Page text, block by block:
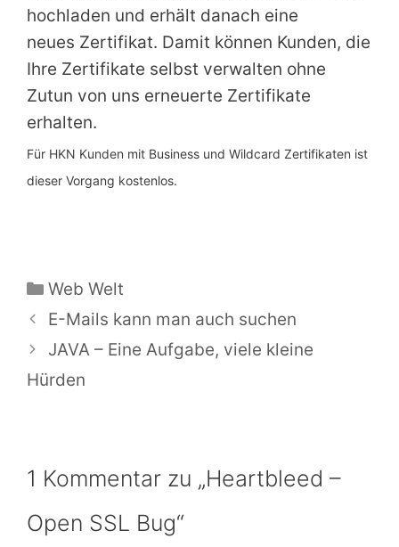
hochladen und erhält danach eine
neues Zertifikat. Damit können Kunden, die
Ihre Zertifikate selbst verwalten ohne
Zutun von uns erneuerte Zertifikate
erhalten.
Für HKN Kunden mit Business und Wildcard Zertifikaten ist
dieser Vorgang kostenlos.
Kategorien
Web Welt
E-Mails kann man auch suchen
JAVA – Eine Aufgabe, viele kleine
Hürden
1 Kommentar zu „Heartbleed –
Open SSL Bug“